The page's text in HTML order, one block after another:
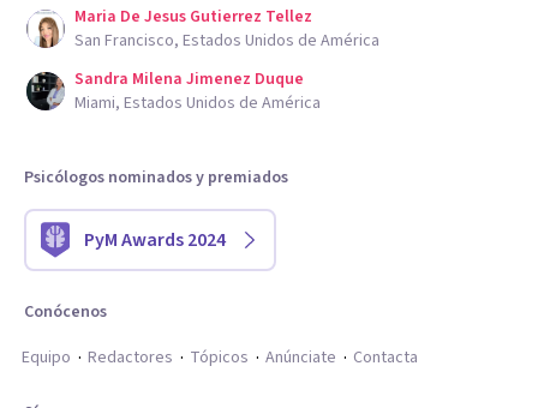
Maria De Jesus Gutierrez Tellez
San Francisco, Estados Unidos de América
Sandra Milena Jimenez Duque
Miami, Estados Unidos de América
Psicólogos nominados y premiados
PyM Awards 2024
Conócenos
Equipo
Redactores Tópicos Anúnciate Contacta